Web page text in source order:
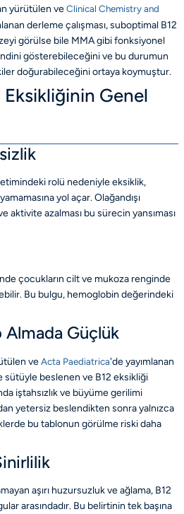
yürütülen veClinical Chemistry and
derleme çalışması, suboptimal B12
görülse bile MMA gibi fonksiyonel
gösterebileceğini ve bu durumun
doğurabileceğini ortaya koymuştur.
Genel
rolü nedeniyle eksiklik,
yol açar. Olağandışı
aktivite azalması bu sürecin yansıması
çocukların cilt ve mukoza renginde
Bu bulgu, hemoglobin değerindeki
Almada Güçlük
veActa Paediatrica'de yayımlanan
sütüyle beslenen ve B12 eksikliği
iştahsızlık ve büyüme gerilimi
yetersiz beslendikten sonra yalnızca
bu tablonun görülme riski daha
aşırı huzursuzluk ve ağlama, B12
arasındadır. Bu belirtinin tek başına